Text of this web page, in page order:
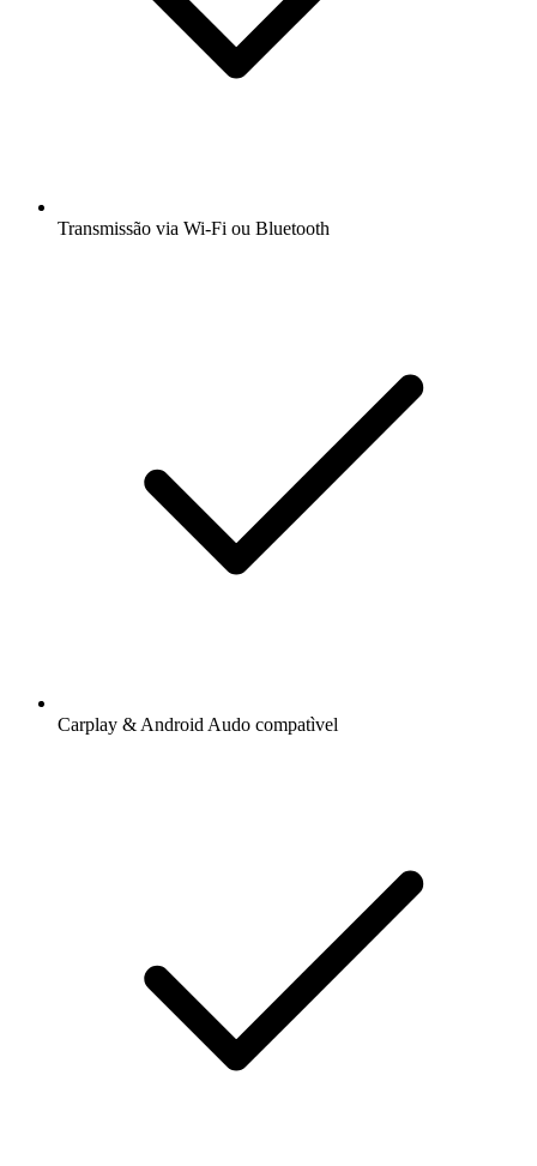
Transmissão via Wi-Fi ou Bluetooth
Carplay & Android Audo compatìvel